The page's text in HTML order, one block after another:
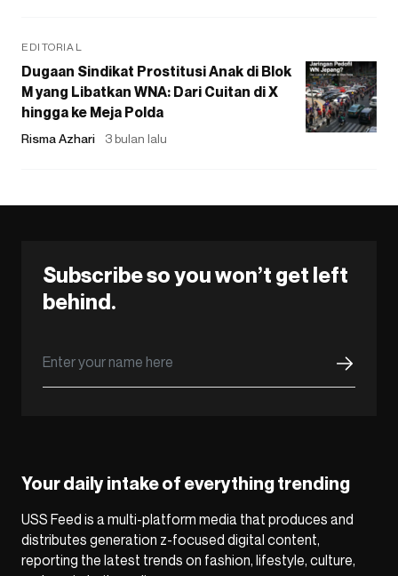
EDITORIAL
Dugaan Sindikat Prostitusi Anak di Blok
M yang Libatkan WNA: Dari Cuitan di X
hingga ke Meja Polda
Risma Azhari 3 bulan lalu
Subscribe so you won’t get left
behind.
Your daily intake of everything trending
USS Feed is a multi-platform media that produces and
distributes generation z-focused digital content,
reporting the latest trends on fashion, lifestyle, culture,